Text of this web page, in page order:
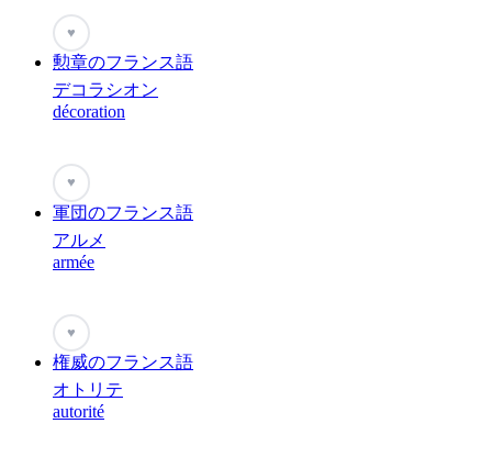
♥
勲章のフランス語
デコラシオン
décoration
♥
軍団のフランス語
アルメ
armée
♥
権威のフランス語
オトリテ
autorité